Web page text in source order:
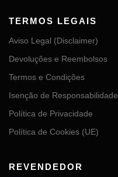
TERMOS LEGAIS
Aviso Legal (Disclaimer)
Devoluções e Reembolsos
Termos e Condições
Isenção de Responsabilidade
Política de Privacidade
Política de Cookies (UE)
REVENDEDOR